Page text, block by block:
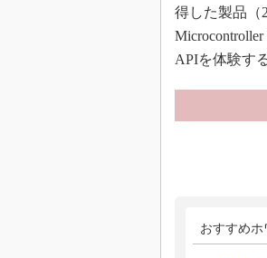
得した製品（
APIを体験す
おすすめホ